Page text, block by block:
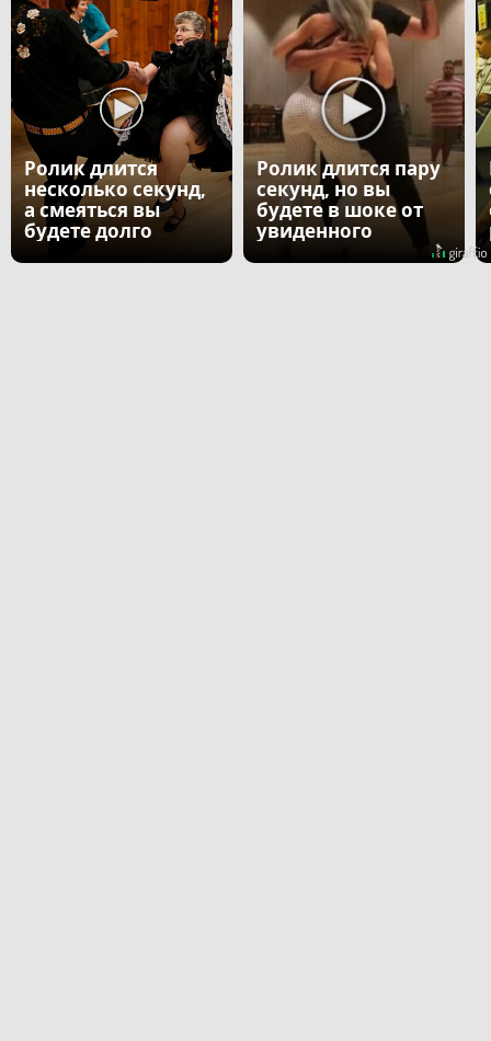
Ролик длится
несколько секунд,
а смеяться вы
будете долго
Ролик длится пару
секунд, но вы
будете в шоке от
увиденного